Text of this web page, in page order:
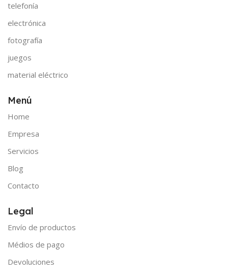
telefonía
electrónica
fotografía
juegos
material eléctrico
Menú
Home
Empresa
Servicios
Blog
Contacto
Legal
Envío de productos
Médios de pago
Devoluciones